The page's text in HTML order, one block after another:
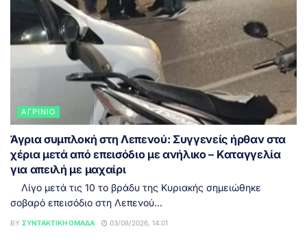
ΑΓΡΊΝΙΟ
Άγρια συμπλοκή στη Λεπενού: Συγγενείς ήρθαν στα
χέρια μετά από επεισόδιο με ανήλικο – Καταγγελία
για απειλή με μαχαίρι
Λίγο μετά τις 10 το βράδυ της Κυριακής σημειώθηκε
σοβαρό επεισόδιο στη Λεπενού...
BY ΣΥΝΤΑΚΤΙΚΉ ΟΜΆΔΑ 03/08/2026, 14:01